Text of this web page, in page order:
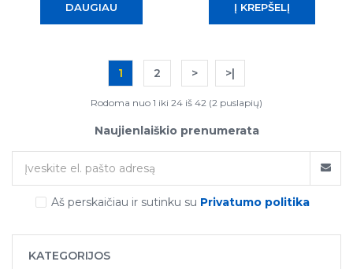
DAUGIAU
1 2 > >|
Rodoma nuo 1 iki 24 iš 42 (2 puslapių)
Naujienlaiškio prenumerata
Aš perskaičiau ir sutinku su Privatumo politika
KATEGORIJOS